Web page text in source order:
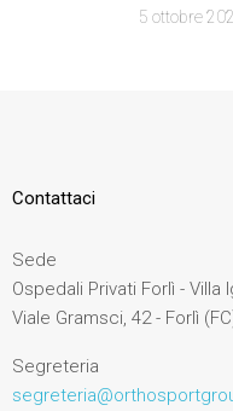
5 ottobre
Contattaci
Sede
Ospedali Privati Forlì - Villa
Viale Gramsci, 42 - Forlì
Segreteria